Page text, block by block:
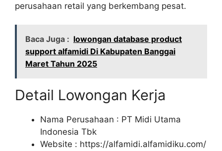
perusahaan retail yang berkembang pesat.
Baca Juga : lowongan database product
support alfamidi Di Kabupaten Banggai
Maret Tahun 2025
Detail Lowongan Kerja
Nama Perusahaan : PT Midi Utama
Indonesia Tbk
Website : https://alfamidi.alfamidiku.com/